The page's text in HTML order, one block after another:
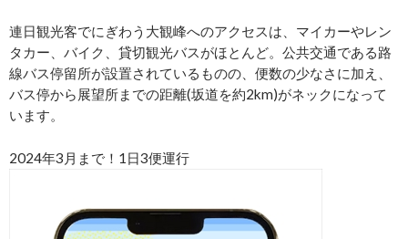
連日観光客でにぎわう大観峰へのアクセスは、マイカーやレン
タカー、バイク、貸切観光バスがほとんど。公共交通である路
線バス停留所が設置されているものの、便数の少なさに加え、
バス停から展望所までの距離(坂道を約2km)がネックになって
います。
2024年3月まで！1日3便運行